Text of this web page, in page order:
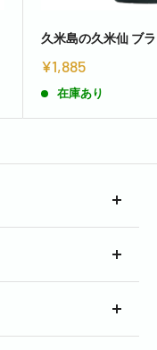
久米島の久米仙 ブ
¥1,885
在庫あり